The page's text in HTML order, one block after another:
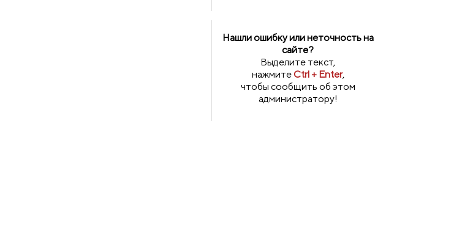
Нашли ошибку или неточность на
сайте?
Выделите текст,
нажмитеCtrl + Enter,
чтобы сообщить об этом
администратору!